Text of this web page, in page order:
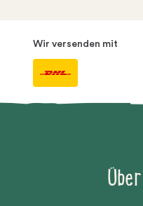
Wir versenden mit